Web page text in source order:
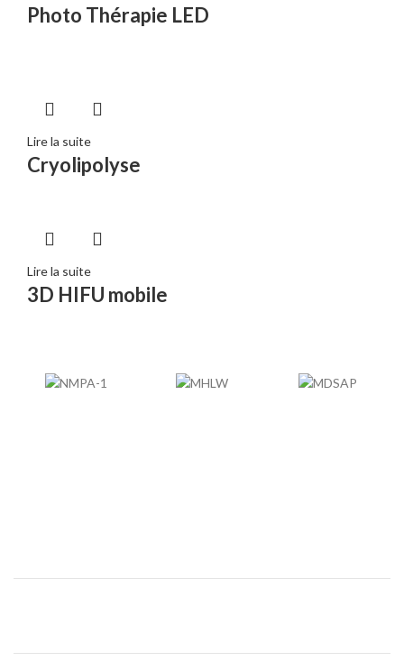
Photo Thérapie LED
Lire la suite
Cryolipolyse
Lire la suite
3D HIFU mobile